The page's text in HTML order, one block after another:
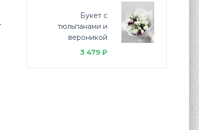
Букет с
тюльпанами и
вероникой
3 479 ₽